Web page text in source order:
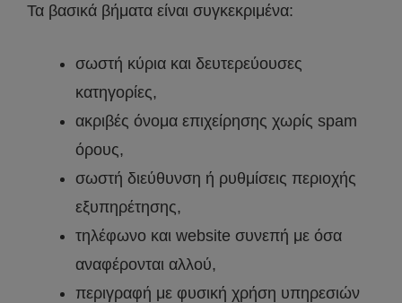
Τα βασικά βήματα είναι συγκεκριμένα:
σωστή κύρια και δευτερεύουσες
κατηγορίες,
ακριβές όνομα επιχείρησης χωρίς spam
όρους,
σωστή διεύθυνση ή ρυθμίσεις περιοχής
εξυπηρέτησης,
τηλέφωνο και website συνεπή με όσα
αναφέρονται αλλού,
περιγραφή με φυσική χρήση υπηρεσιών